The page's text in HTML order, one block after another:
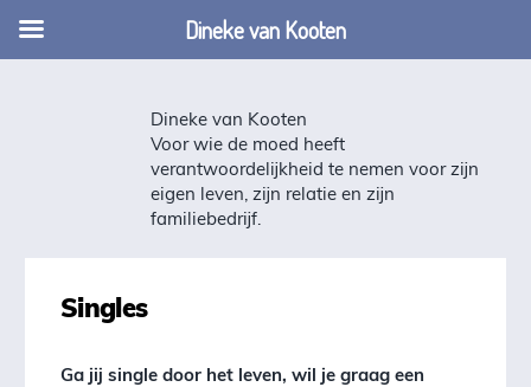
Dineke van Kooten
Voor wie de moed heeft
verantwoordelijkheid te nemen voor zijn
eigen leven, zijn relatie en zijn
familiebedrijf.
Singles
Ga jij single door het leven, wil je graag een
Dineke van Kooten